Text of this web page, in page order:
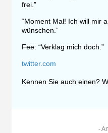
frei.”
“Moment Mal! Ich will mir
wünschen.”
Fee: “Verklag mich doch.”
twitter.com
Kennen Sie auch einen?
-